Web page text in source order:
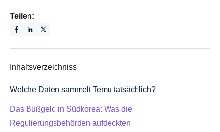
Teilen:
Inhaltsverzeichniss
Welche Daten sammelt Temu tatsächlich?
Das Bußgeld in Südkorea: Was die
Regulierungsbehörden aufdeckten